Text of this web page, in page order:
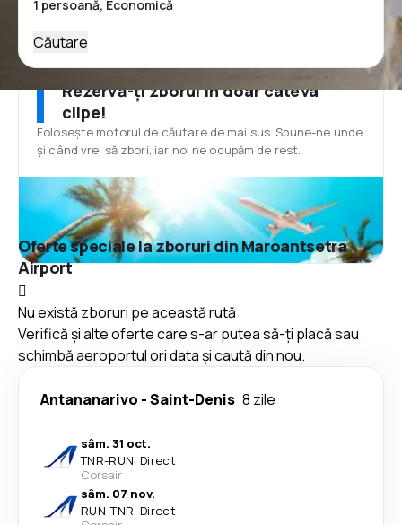
Căutare
Rezervă-ți zborul în doar câteva
clipe!
Folosește motorul de căutare de mai sus. Spune-ne unde
și când vrei să zbori, iar noi ne ocupăm de rest.
Oferte speciale la zboruri din Maroantsetra
Airport
Nu există zboruri pe această rută
Verifică și alte oferte care s-ar putea să-ți placă sau
schimbă aeroportul ori data și caută din nou.
Antananarivo -Saint-Denis 8 zile
sâm. 31 oct.
TNR-RUN· Direct
Corsair
sâm. 07 nov.
RUN-TNR· Direct